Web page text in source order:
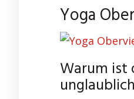
Yoga
Warum ist